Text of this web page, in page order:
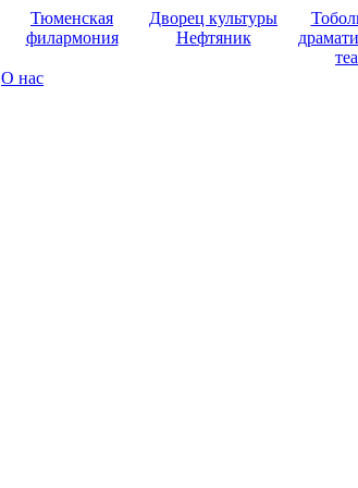
Тюменская
филармония
Дворец культуры
Нефтяник
О нас